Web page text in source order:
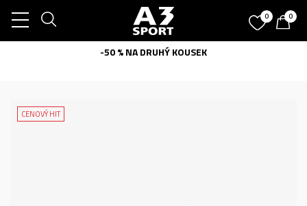
0 0
-50 % NA DRUHÝ KOUSEK
CENOVÝ HIT